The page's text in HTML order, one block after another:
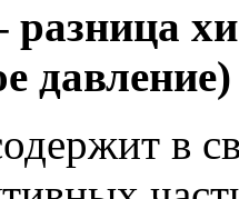
давление)
в